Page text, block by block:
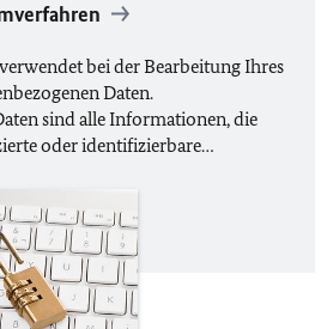
bei der Bearbeitung Ihres
Daten.
sind alle Informationen, die
oder identifizierbare…